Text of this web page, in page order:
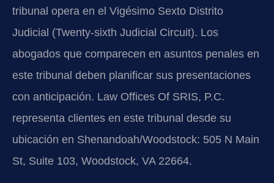
tribunal opera en el Vigésimo Sexto Distrito
Judicial (Twenty-sixth Judicial Circuit). Los
abogados que comparecen en asuntos penales en
este tribunal deben planificar sus presentaciones
con anticipación. Law Offices Of SRIS, P.C.
representa clientes en este tribunal desde su
ubicación en Shenandoah/Woodstock: 505 N Main
St, Suite 103, Woodstock, VA 22664.